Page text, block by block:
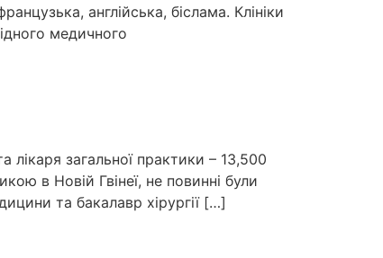
англійська, біслама. Клініки
медичного
загальної практики – 13,500
в Новій Гвінеї, не повинні були
та бакалавр хірургії […]